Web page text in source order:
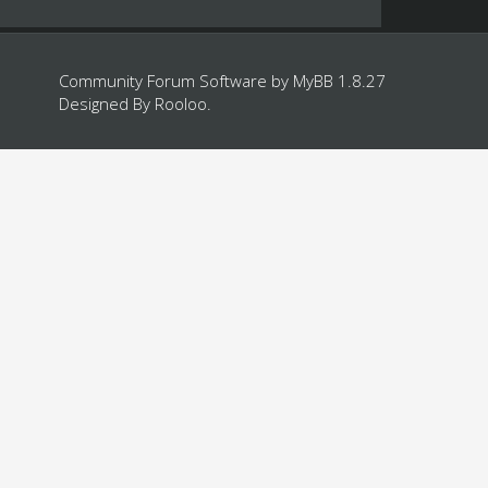
Community Forum Software by MyBB 1.8.27
Designed By Rooloo.